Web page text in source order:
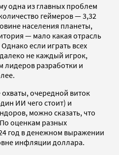
одна из главных проблем
геймеров — 3,32
населения планеты,
— мало какая отрасль
если играть всех
не каждый игрок,
лидеров разработки и
очередной виток
ИИ чего стоит) и
можно сказать, что
оценкам разных
год в денежном выражении
инфляции доллара.